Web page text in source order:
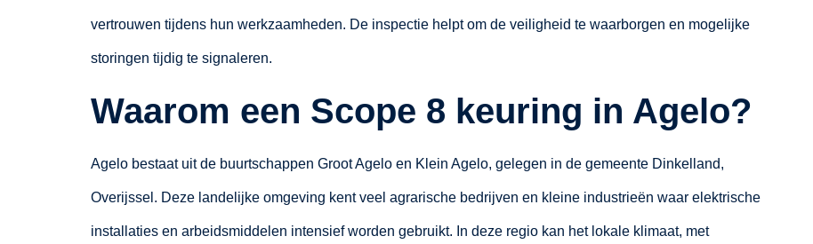
vertrouwen tijdens hun werkzaamheden. De inspectie helpt om de veiligheid te waarborgen en mogelijke
storingen tijdig te signaleren.
Waarom een Scope 8 keuring in Agelo?
Agelo bestaat uit de buurtschappen Groot Agelo en Klein Agelo, gelegen in de gemeente Dinkelland,
Overijssel. Deze landelijke omgeving kent veel agrarische bedrijven en kleine industrieën waar elektrische
installaties en arbeidsmiddelen intensief worden gebruikt. In deze regio kan het lokale klimaat, met